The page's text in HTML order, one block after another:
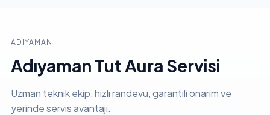
ADIYAMAN
Adıyaman Tut Aura Servisi
Uzman teknik ekip, hızlı randevu, garantili onarım ve
yerinde servis avantajı.